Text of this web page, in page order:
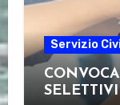
Servizio
SELETTIVI